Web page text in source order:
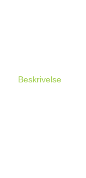
Beskrivelse